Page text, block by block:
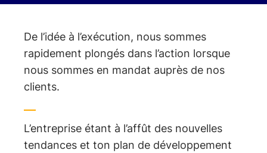
De l’idée à l’exécution, nous sommes
rapidement plongés dans l’action lorsque
nous sommes en mandat auprès de nos
clients.
L’entreprise étant à l’affût des nouvelles
tendances et ton plan de développement